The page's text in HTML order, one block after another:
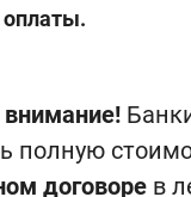
оплаты.
полную
договоре в